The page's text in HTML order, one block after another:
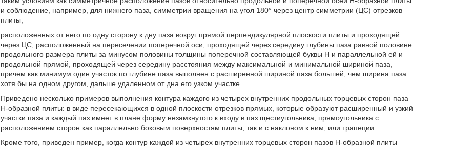
и соблюдение, например, для нижнего паза, симметрии вращения на угол 180° через центр симметрии (ЦС) отрезков
плиты,
расположенных от него по одну сторону к дну паза вокруг прямой перпендикулярной плоскости плиты и проходящей
через ЦС, расположенный на пересечении поперечной оси, проходящей через середину глубины паза равной половине
продольного размера плиты за минусом половины толщины поперечной составляющей буквы H и параллельной ей и
продольной прямой, проходящей через середину расстояния между максимальной и минимальной шириной паза,
причем как минимум один участок по глубине паза выполнен с расширенной шириной паза большей, чем ширина паза
хотя бы на одном другом, дальше удаленном от дна его узком участке.
Приведено несколько примеров выполнения контура каждого из четырех внутренних продольных торцевых сторон паза
H-образной плиты: в виде пересекающихся в одной плоскости отрезков прямых, которые образуют расширенный и узкий
участки паза и каждый паз имеет в плане форму незамкнутого к входу в паз щестиугольника, прямоугольника с
расположением сторон как параллельно боковым поверхностям плиты, так и с наклоном к ним, или трапеции.
Кроме того, приведен пример, когда контур каждой из четырех внутренних торцевых сторон пазов H-образной плиты